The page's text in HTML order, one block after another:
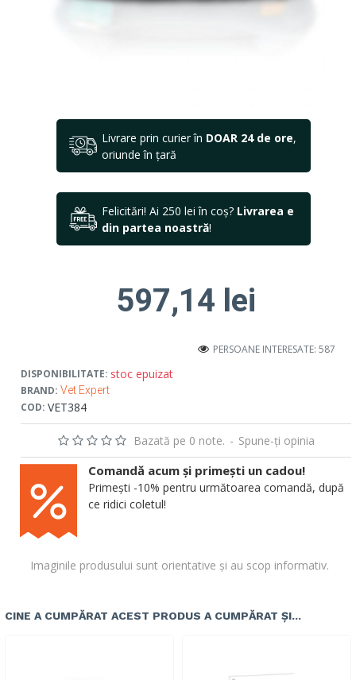
Livrare prin curier în DOAR 24 de ore,
oriunde în țară
Felicitări! Ai 250 lei în coș? Livrarea e
din partea noastră!
DISPONIBILITATE: stoc epuizat
BRAND: Vet Expert
COD: VET384
PERSOANE INTERESATE: 587
Bazată pe 0 note. - Spune-ţi opinia
597,14 lei
Imaginile produsului sunt orientative și au scop informativ.
Comandă acum și primești un cadou!
Primești -10% pentru următoarea comandă, după
ce ridici coletul!
CINE A CUMPĂRAT ACEST PRODUS A CUMPĂRAT ȘI...